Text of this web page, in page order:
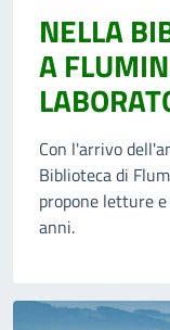
NELLA
A
Con l'arrivo
Biblioteca di
propone letture
anni.